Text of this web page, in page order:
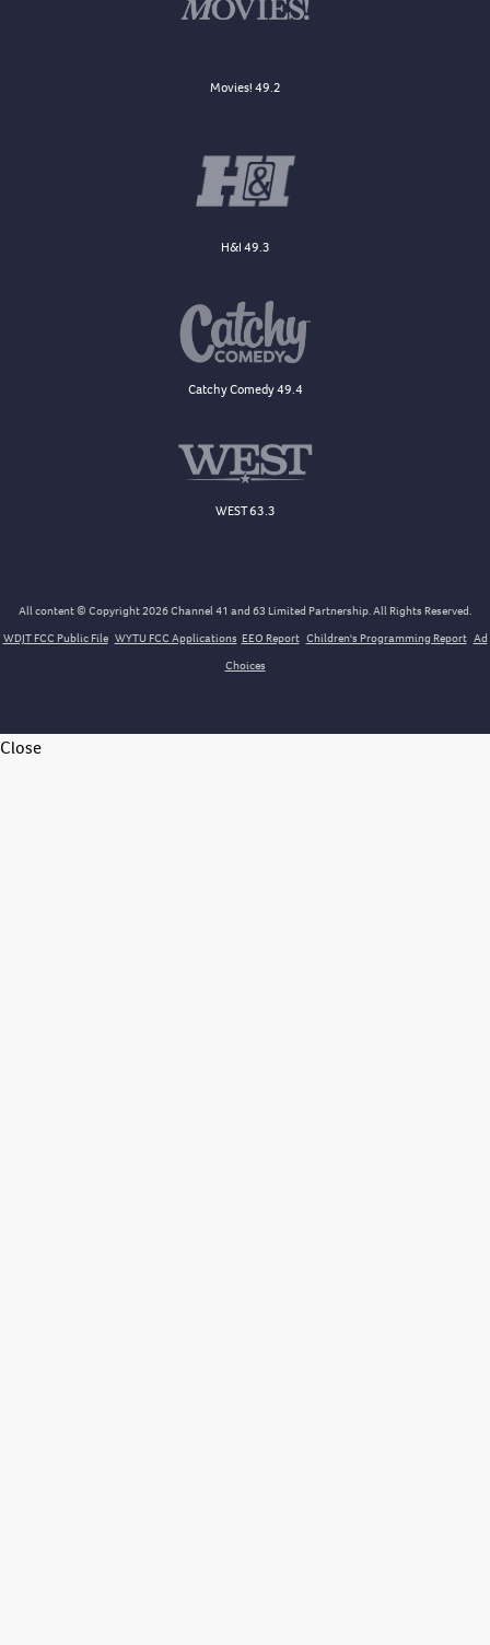
Movies! 49.2
H&I 49.3
Catchy Comedy 49.4
WEST 63.3
All content © Copyright 2026 Channel 41 and 63 Limited Partnership. All Rights Reserved.
WDJT FCC Public File WYTU FCC Applications EEO Report Children's Programming Report Ad
Choices
Close